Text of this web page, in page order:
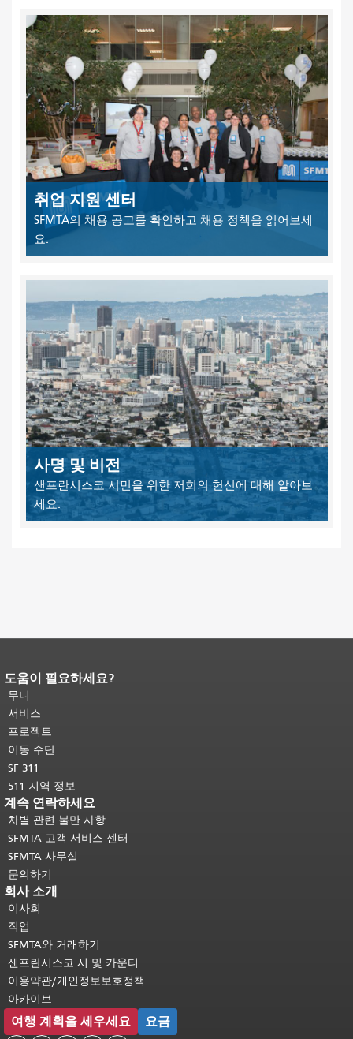
취업 지원 센터
SFMTA의 채용 공고를 확인하고 채용 정책을 읽어보세
요.
사명 및 비전
샌프란시스코 시민을 위한 저희의 헌신에 대해 알아보
세요.
페이지 내용 끝입니다.이 페이지의 나
머지 내용은 모든 페이지에 반복됩니
다.메인 콘텐츠 상단으로 돌아가려면
여기를 클릭하십시오
도움이 필요하세요?
무니
서비스
프로젝트
이동 수단
SF 311
511 지역 정보
계속 연락하세요
차별 관련 불만 사항
SFMTA 고객 서비스 센터
SFMTA 사무실
문의하기
회사 소개
이사회
직업
SFMTA와 거래하기
샌프란시스코 시 및 카운티
이용약관/개인정보보호정책
아카이브
여행 계획을 세우세요 요금